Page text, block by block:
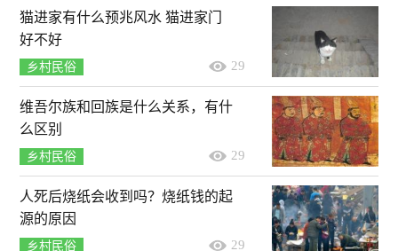
猫进家有什么预兆风水 猫进家门
好不好
乡村民俗 29
维吾尔族和回族是什么关系，有什
么区别
乡村民俗 29
人死后烧纸会收到吗？烧纸钱的起
源的原因
乡村民俗 29